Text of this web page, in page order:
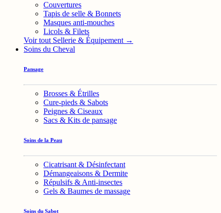
Couvertures
Tapis de selle & Bonnets
Masques anti-mouches
Licols & Filets
Voir tout Sellerie & Équipement →
Soins du Cheval
Pansage
Brosses & Étrilles
Cure-pieds & Sabots
Peignes & Ciseaux
Sacs & Kits de pansage
Soins de la Peau
Cicatrisant & Désinfectant
Démangeaisons & Dermite
Répulsifs & Anti-insectes
Gels & Baumes de massage
Soins du Sabot